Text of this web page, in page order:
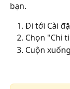
bạn.
Đi tới Cài
Chọn "Chi
Cuộn